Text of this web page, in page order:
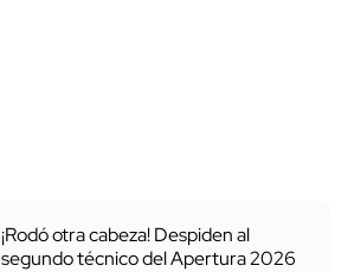
¡Rodó otra cabeza! Despiden al
segundo técnico del Apertura 2026